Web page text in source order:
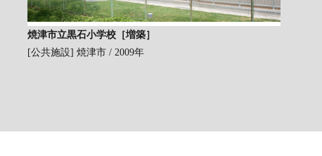
焼津市立黒石小学校［増築］
[公共施設] 焼津市 / 2009年